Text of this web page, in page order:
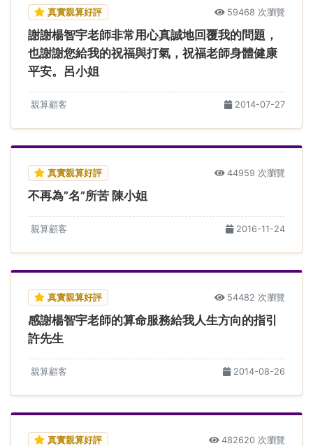
真實親算好評 59468 次瀏覽
謝謝楊智宇老師非常用心真誠地回覆我的問題，
也謝謝您給我的祝福與打氣，祝福老師身體健康
平安。呂小姐
親算顧客 2014-07-27
真實親算好評 44959 次瀏覽
不再為”名”所苦 陳小姐
親算顧客 2016-11-24
真實親算好評 54482 次瀏覽
感謝楊智宇老師的算命服務給我人生方向的指引
許先生
親算顧客 2014-08-26
真實親算好評 482620 次瀏覽